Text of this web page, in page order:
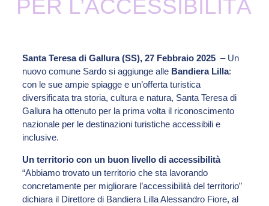
PER L’ACCESSIBILITÀ
Santa Teresa di Gallura (SS), 27 Febbraio 2025– Un
nuovo comune Sardo si aggiunge alle Bandiera Lilla:
con le sue ampie spiagge e un’offerta turistica
diversificata tra storia, cultura e natura, Santa Teresa di
Gallura ha ottenuto per la prima volta il riconoscimento
nazionale per le destinazioni turistiche accessibili e
inclusive.
Un territorio con un buon livello di accessibilità
“Abbiamo trovato un territorio che sta lavorando
concretamente per migliorare l’accessibilità del territorio”
dichiara il Direttore di Bandiera Lilla Alessandro Fiore, al